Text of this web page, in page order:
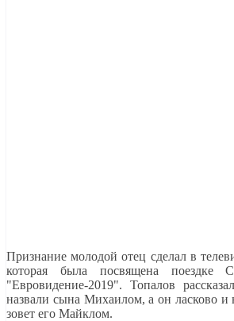
Признание молодой отец сделал в
которая была посвящена поездке
"Евровидение-2019". Топалов
назвали сына Михаилом, а он ласково и
зовет его Майклом.